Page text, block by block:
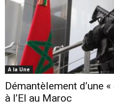
A la Une
Démantèlement d’une
à l’EI au Maroc